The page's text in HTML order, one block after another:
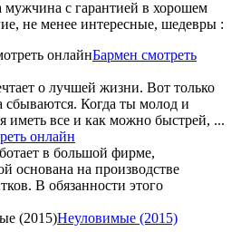
с гарантией в хорошем
не менее интересные, шедевры :
Бармен смотреть
о лучшей жизни. Вот только
сбываются. Когда ты молод и
иметь все и как можно быстрей, ...
онлайн
в большой фирме,
основана на производстве
В обязанности этого
Неуловимые (2015)